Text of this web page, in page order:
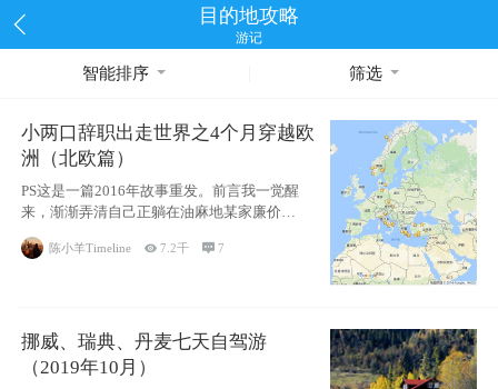
目的地攻略
游记
智能排序 筛选
小两口辞职出走世界之4个月穿越欧
洲（北欧篇）
PS这是一篇2016年故事重发。前言我一觉醒
来，渐渐弄清自己正躺在油麻地某家廉价宾
馆
陈小羊Timeline 7.2千 7
挪威、瑞典、丹麦七天自驾游
（2019年10月）